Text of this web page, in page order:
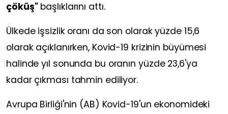
çöküş"başlıklarını attı.
Ülkede işsizlik oranı da son olarak yüzde 15,6
olarak açıklanırken, Kovid-19 krizinin büyümesi
halinde yıl sonunda bu oranın yüzde 23,6'ya
kadar çıkması tahmin ediliyor.
Avrupa Birliği'nin (AB) Kovid-19'un ekonomideki